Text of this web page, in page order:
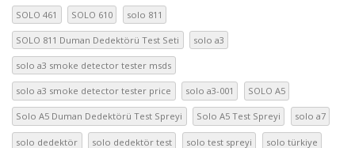
SOLO 461 SOLO 610 solo 811
SOLO 811 Duman Dedektörü Test Seti solo a3
solo a3 smoke detector tester msds
solo a3 smoke detector tester price solo a3-001 SOLO A5
Solo A5 Duman Dedektörü Test Spreyi Solo A5 Test Spreyi solo a7
solo dedektör solo dedektör test solo test spreyi solo türkiye